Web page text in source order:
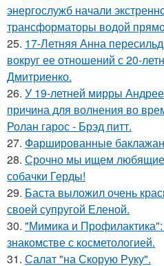
энергослужб начали
трансформаторы водой
25. 17-Летняя Анна
вокруг ее отношений с 20-
Дмитриенко.
26. У 19-летней мирры
причина для волнения во
Ролан гарос - Брэд питт.
27. Фаршированные
28. Срочно мы ищем любящие
собачки Герды!
29. Баста выложил очень
своей супругой Еленой.
30. "Мимика и
знакомстве с косметологией.
31. Салат "на Скорую Руку".